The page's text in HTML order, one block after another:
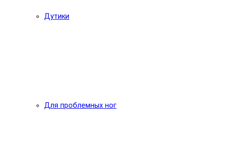
Дутики
Для проблемных ног